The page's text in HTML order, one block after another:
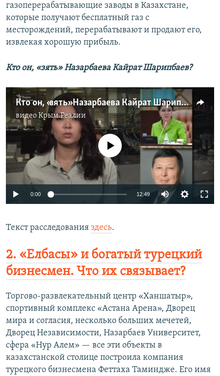
газоперерабатывающие заводы в Казахстане,
которые получают бесплатный газ с
месторождений, перерабатывают и продают его,
извлекая хорошую прибыль.
Кто он, «зять» Назарбаева Кайрат Шарипбаев?
Кто он, «зять» Назарбаева Кайрат Шарипбаев?
видеоКрым.Реалии
No media source currently available
0:00 12:49
Текст расследования здесь.
2. «Елбасы» и богатый турецкий
бизнесмен. Что их связывает?
Торгово-развлекательный центр «Ханшатыр»,
спортивный комплекс «Астана Арена», Дворец
мира и согласия, несколько больших мечетей,
Дворец Независимости, Назарбаев Университет,
сфера «Нур Алем» — все эти объекты в
казахстанской столице построила компания
турецкого бизнесмена Феттаха Таминдже. Его имя